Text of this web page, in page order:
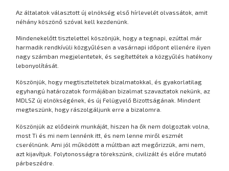
Az általatok választott új elnökség első hírlevelét olvassátok, amit
néhány köszönő szóval kell kezdenünk.
Mindenekelőtt tisztelettel köszönjük, hogy a tegnapi, ezúttal már
harmadik rendkívüli közgyűlésen a vasárnapi időpont ellenére ilyen
nagy számban megjelentetek, és segítettétek a közgyűlés hatékony
lebonyolítását.
Köszönjük, hogy megtiszteltetek bizalmatokkal, és gyakorlatilag
egyhangú határozatok formájában bizalmat szavaztatok nekünk, az
MDLSZ új elnökségének, és új Felügyelő Bizottságának. Mindent
megteszünk, hogy rászolgáljunk erre a bizalomra.
Köszönjük az elődeink munkáját, hiszen ha ők nem dolgoztak volna,
most Ti és mi nem lennénk itt, és nem lenne miről eszmét
cserélnünk. Ami jól működött a múltban azt megőrizzük, ami nem,
azt kijavítjuk. Folytonosságra törekszünk, civilizált és előre mutató
párbeszédre.